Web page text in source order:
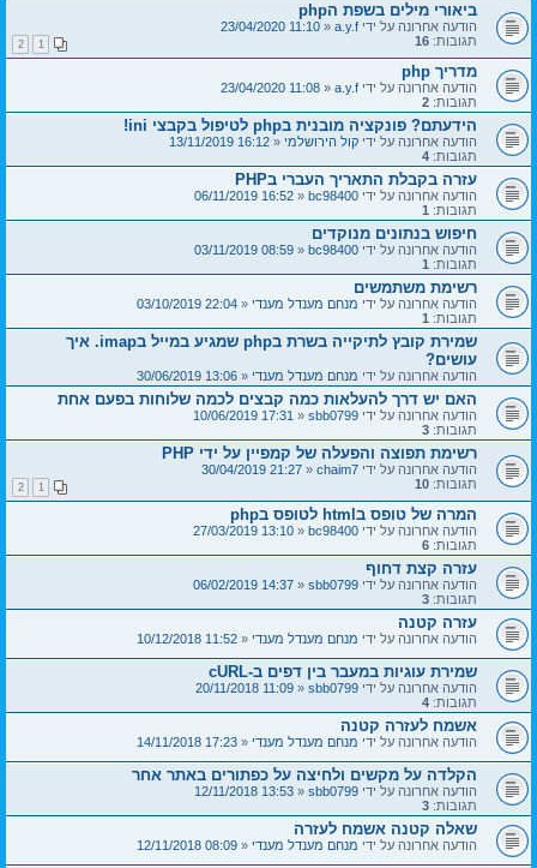
ביאורי מילים בשפת הphp
הודעה אחרונה על ידי a.y.f
«
11:10 23/04/2020
תגובות: 16
1
2
מדריך php
הודעה אחרונה על ידי a.y.f
«
11:08 23/04/2020
תגובות: 2
הידעתם? פונקציה מובנית בphp לטיפול בקבצי ini!
הודעה אחרונה על ידי קול הירושלמי «
16:12 13/11/2019
תגובות: 4
עזרה בקבלת התאריך העברי בPHP
הודעה אחרונה על ידי bc98400
«
16:52 06/11/2019
תגובות: 1
חיפוש בנתונים מנוקדים
הודעה אחרונה על ידי bc98400
«
08:59 03/11/2019
תגובות: 1
רשימת משתמשים
הודעה אחרונה על ידי מנחם מענדל מענדי «
22:04 03/10/2019
תגובות: 1
שמירת קובץ לתיקייה בשרת בphp שמגיע במייל בimap. איך
עושים?
הודעה אחרונה על ידי מנחם מענדל מענדי «
13:06 30/06/2019
האם יש דרך להעלאות כמה קבצים לכמה שלוחות בפעם אחת
הודעה אחרונה על ידי sbb0799
«
17:31 10/06/2019
תגובות: 3
רשימת תפוצה והפעלה של קמפיין על ידי PHP
הודעה אחרונה על ידי chaim7
«
21:27 30/04/2019
תגובות: 10
1
2
המרה של טופס בhtml לטופס בphp
הודעה אחרונה על ידי bc98400
«
13:10 27/03/2019
תגובות: 6
עזרה קצת דחוף
הודעה אחרונה על ידי sbb0799
«
14:37 06/02/2019
תגובות: 3
עזרה קטנה
הודעה אחרונה על ידי מנחם מענדל מענדי «
11:52 10/12/2018
שמירת עוגיות במעבר בין דפים ב-cURL
הודעה אחרונה על ידי sbb0799
«
11:09 20/11/2018
תגובות: 4
אשמח לעזרה קטנה
הודעה אחרונה על ידי מנחם מענדל מענדי «
17:23 14/11/2018
הקלדה על מקשים ולחיצה על כפתורים באתר אחר
הודעה אחרונה על ידי sbb0799
«
13:53 12/11/2018
תגובות: 3
שאלה קטנה אשמח לעזרה
הודעה אחרונה על ידי מנחם מענדל מענדי «
08:09 12/11/2018